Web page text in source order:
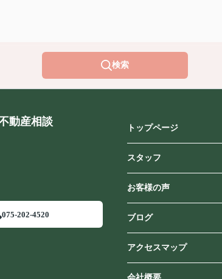
検索
動産相談
075-202-4520
トップページ
スタッフ
お客様の声
ブログ
アクセスマップ